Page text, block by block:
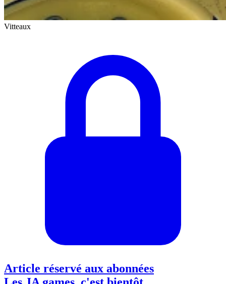
Vitteaux
Article réservé aux abonnées